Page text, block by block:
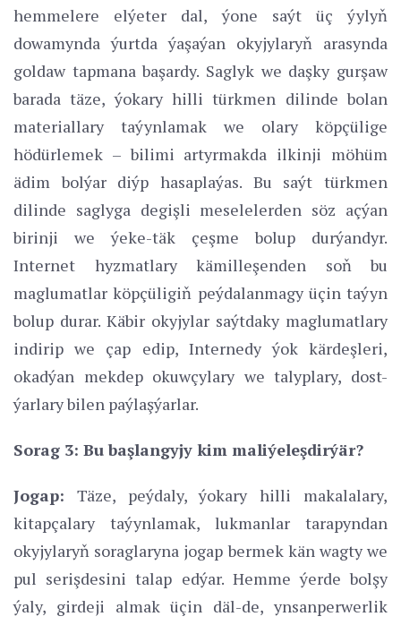
hemmelere elýeter dal, ýone saýt üç ýylyň
dowamynda ýurtda ýaşaýan okyjylaryň arasynda
goldaw tapmana başardy. Saglyk we daşky gurşaw
barada täze, ýokary hilli türkmen dilinde bolan
materiallary taýynlamak we olary köpçülige
hödürlemek – bilimi artyrmakda ilkinji möhüm
ädim bolýar diýp hasaplaýas. Bu saýt türkmen
dilinde saglyga degişli meselelerden söz açýan
birinji we ýeke-täk çeşme bolup durýandyr.
Internet hyzmatlary kämilleşenden soň bu
maglumatlar köpçüligiň peýdalanmagy üçin taýyn
bolup durar. Käbir okyjylar saýtdaky maglumatlary
indirip we çap edip, Internedy ýok kärdeşleri,
okadýan mekdep okuwçylary we talyplary, dost-
ýarlary bilen paýlaşýarlar.
Sorag 3: Bu başlangyjy kim maliýeleşdirýär?
Jogap: Täze, peýdaly, ýokary hilli makalalary,
kitapçalary taýynlamak, lukmanlar tarapyndan
okyjylaryň soraglaryna jogap bermek kän wagty we
pul serişdesini talap edýar. Hemme ýerde bolşy
ýaly, girdeji almak üçin däl-de, ynsanperwerlik